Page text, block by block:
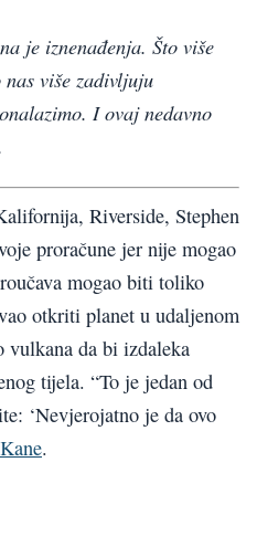
je iznenađenja. Što više
više zadivljuju
I ovaj nedavno
Riverside, Stephen
proračune jer nije mogao
mogao biti toliko
otkriti planet u udaljenom
vulkana da bi izdaleka
tijela. “To je jedan od
‘Nevjerojatno je da ovo
.